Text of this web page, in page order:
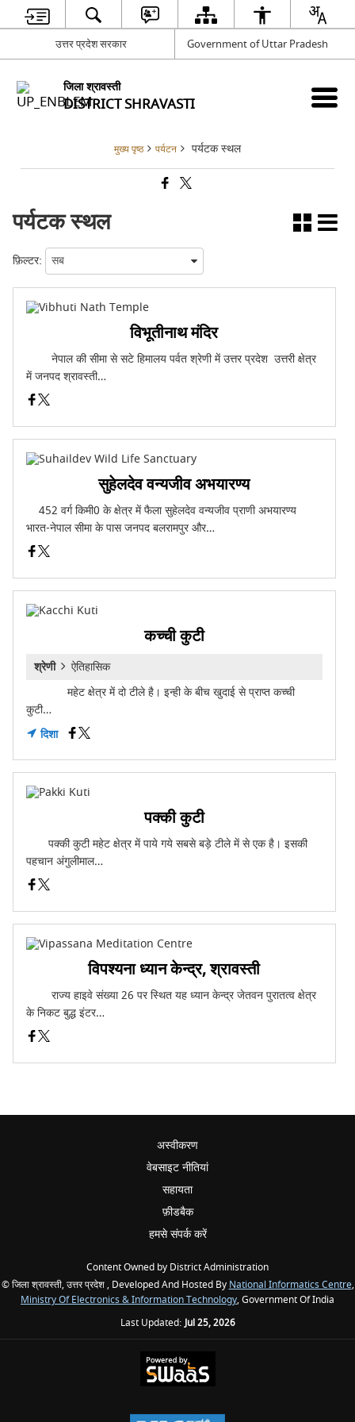
उत्तर प्रदेश सरकार Government of Uttar Pradesh
जिला श्रावस्ती
DISTRICT SHRAVASTI
मुख्य पृष्ठ पर्यटन पर्यटक स्थल
पर्यटक स्थल
फ़िल्टर:
विभूतीनाथ मंदिर
नेपाल की सीमा से सटे हिमालय पर्वत श्रेणी में उत्तर प्रदेश उत्तरी क्षेत्र
में जनपद श्रावस्ती…
सुहेलदेव वन्यजीव अभयारण्य
452 वर्ग किमी0 के क्षेत्र में फैला सुहेलदेव वन्यजीव प्राणी अभयारण्य
भारत-नेपाल सीमा के पास जनपद बलरामपुर और…
कच्ची कुटी
श्रेणी
ऐतिहासिक
महेट क्षेत्र में दो टीले है। इन्ही के बीच खुदाई से प्राप्त कच्ची
कुटी…
दिशा
पक्की कुटी
पक्की कुटी महेट क्षेत्र में पाये गये सबसे बड़े टीले में से एक है। इसकी
पहचान अंगुलीमाल…
विपश्यना ध्यान केन्द्र, श्रावस्ती
राज्य हाइवे संख्या 26 पर स्थित यह ध्यान केन्द्र जेतवन पुरातत्व क्षेत्र
के निकट बुद्ध इंटर…
अस्वीकरण
वेबसाइट नीतियां
सहायता
फ़ीडबैक
हमसे संपर्क करें
Content Owned by District Administration
© जिला श्रावस्ती, उत्तर प्रदेश , Developed And Hosted By National Informatics Centre,
Ministry Of Electronics & Information Technology, Government Of India
Last Updated:Jul 25, 2026